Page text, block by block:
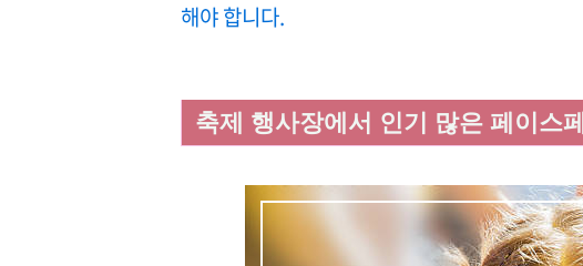
해야 합니다.
축제 행사장에서 인기 많은 페이스